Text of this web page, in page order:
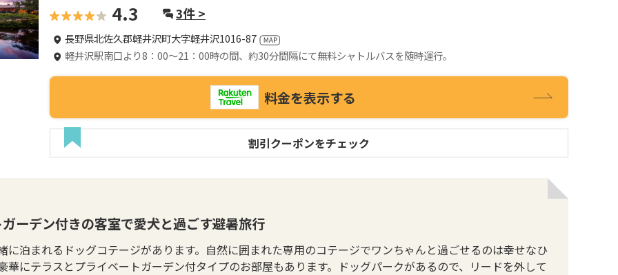
4.3 3件 >
長野県北佐久郡軽井沢町大字軽井沢1016-87
軽井沢駅南口より8：00～21：00時の間、約30分間隔にて無料シャトルバスを随時運行。
料金を表示する
割引クーポンをチェック
ーデン付きの客室で愛犬と過ごす避暑旅行
に泊まれるドッグコテージがあります。自然に囲まれた専用のコテージでワンちゃんと過ごせるのは幸せなひ
華にテラスとプライベートガーデン付タイプのお部屋もあります。ドッグパークがあるので、リードを外して